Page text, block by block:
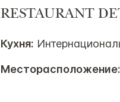
RESTAURANT
Кухня:
Месторасположение: